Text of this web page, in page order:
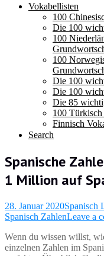
Vokabellisten
100
Die 100
100
100
Die 100
Die 100
Die 85
100
Finnisch
Search
Spanische
1 Million auf
28. Januar 2020Spanisch
Spanisch ZahlenLeave a
Wenn du wissen willst,
einzelnen Zahlen im